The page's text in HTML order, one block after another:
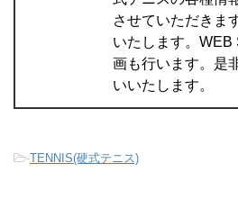
させていただきま
いたします。WEB
画も行います。是
いいたします。
-TENNIS(硬式テニス)